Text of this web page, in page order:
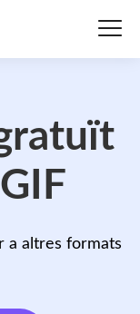
a altres formats